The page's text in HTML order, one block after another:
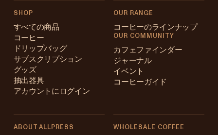
SHOP
すべての商品
コーヒー
ドリップバッグ
サブスクリプション
グッズ
抽出器具
アカウントにログイン
OUR RANGE
コーヒーのラインナップ
OUR COMMUNITY
カフェファインダー
ジャーナル
イベント
コーヒーガイド
ABOUT ALLPRESS WHOLESALE COFFEE